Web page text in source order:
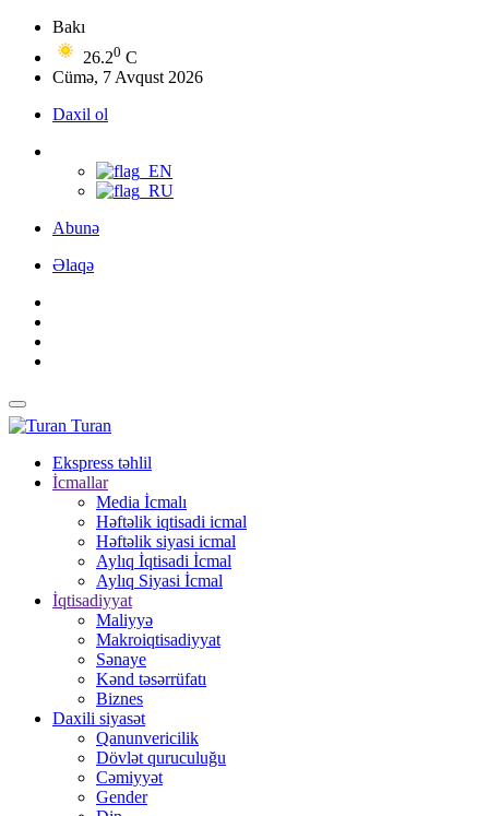
Bakı
26.20 C
Cümə, 7 Avqust 2026
Daxil ol
Abunə
Əlaqə
Turan
Ekspress təhlil
İcmallar
Media İcmalı
Həftəlik iqtisadi icmal
Həftəlik siyasi icmal
Aylıq İqtisadi İcmal
Aylıq Siyasi İcmal
İqtisadiyyat
Maliyyə
Makroiqtisadiyyat
Sənaye
Kənd təsərrüfatı
Biznes
Daxili siyasət
Qanunvericilik
Dövlət quruculuğu
Cəmiyyət
Gender